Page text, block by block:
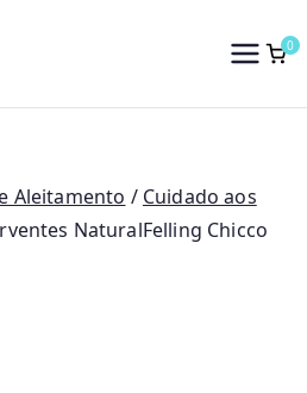
Baby
0
Aleitamento / Cuidado aos
NaturalFelling Chicco